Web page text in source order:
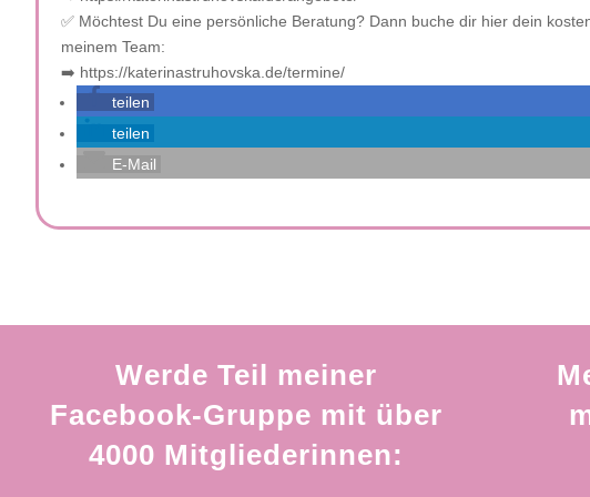
✅ Möchtest Du eine persönliche Beratung? Dann buche dir hier dein
meinem Team:
➡️ https://katerinastruhovska.de/termine/
teilen
teilen
E-Mail
Werde Teil meiner
Facebook-Gruppe mit über
4000 Mitgliederinnen: